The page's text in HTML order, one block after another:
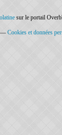
sur le portail
Cookies et données